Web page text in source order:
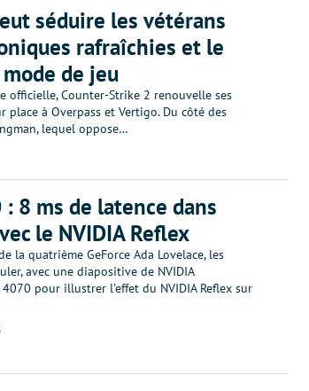
séduire les vétérans
rafraîchies et le
de jeu
officielle, Counter-Strike 2 renouvelle ses
place à Overpass et Vertigo. Du côté des
lequel oppose…
: 8 ms de latence dans
le NVIDIA Reflex
la quatrième GeForce Ada Lovelace, les
avec une diapositive de NVIDIA
pour illustrer l'effet du NVIDIA Reflex sur